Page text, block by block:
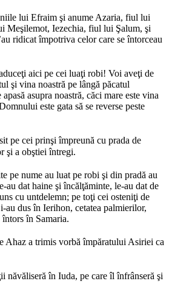
lui Efraim şi anume Azaria, fiul lui
Meşilemot, Iezechia, fiul lui Şalum, şi
ridicat împotriva celor care se întorceau
aici pe cei luaţi robi! Voi aveţi de
şi vina noastră pe lângă păcatul
asupra noastră, căci mare este vina
este gata să se reverse peste
pe cei prinşi împreună cu prada de
şi a obştiei întregi.
pe nume au luat pe robi şi din pradă au
au dat haine şi încălţăminte, le-au dat de
cu untdelemn; pe toţi cei osteniţi de
au dus în Ierihon, cetatea palmierilor,
în Samaria.
Ahaz a trimis vorbă împăratului Asiriei ca
năvăliseră în Iuda, pe care îl înfrânseră şi